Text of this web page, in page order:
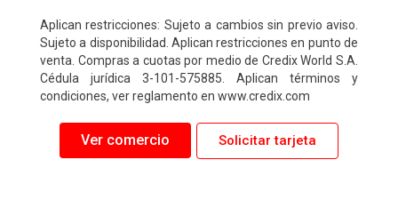
Aplican restricciones: Sujeto a cambios sin previo aviso.
Sujeto a disponibilidad. Aplican restricciones en punto de
venta. Compras a cuotas por medio de Credix World S.A.
Cédula jurídica 3-101-575885. Aplican términos y
condiciones, ver reglamento en www.credix.com
Ver comercio Solicitar tarjeta